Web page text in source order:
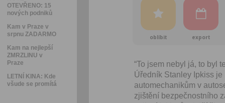
OTEVŘENO: 15
nových podniků
Kam v Praze v
srpnu ZADARMO
Kam na nejlepší
ZMRZLINU v
Praze
LETNÍ KINA: Kde
všude se promítá
oblíbit export
“To jsem nebyl já, to byl
Úředník Stanley Ipkiss
automechanikům v
zjištění bezpečnostního